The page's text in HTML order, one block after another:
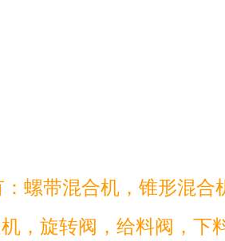
螺带混合机，锥形混合
，旋转阀，给料阀，下